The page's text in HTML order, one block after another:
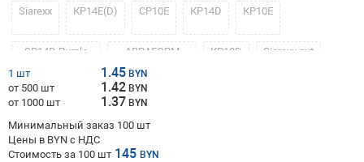
Siarexx КР14E(D) СР10Е КР14D КР10Е
SP14D Purple
ABRAFORM
КР10D Siarexx cut
ZP10E
ABRAFORM
GOLD
1 шт 1.45 BYN
от 500 шт 1.42 BYN
от 1000 шт 1.37 BYN
Минимальный заказ 100 шт
Цены в BYN с НДС
Стоимость за 100 шт 145 BYN